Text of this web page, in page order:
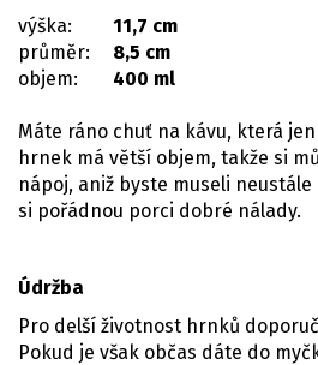
výška:
11,7 cm
průměr:
8,5 cm
objem:
400 ml
Máte ráno chuť na kávu, která
hrnek má větší objem, takže si
nápoj, aniž byste museli
si pořádnou porci dobré nálady.
Údržba
Pro delší životnost hrnků
Pokud je však občas dáte do